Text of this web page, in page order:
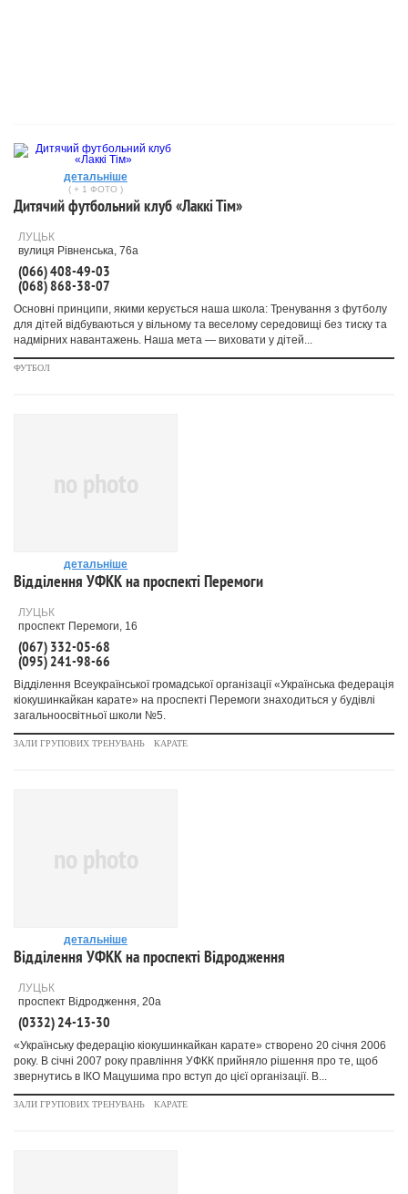
детальніше
( + 1 ФОТО )
Дитячий футбольний клуб «Лаккі Тім»
ЛУЦЬК
вулиця Рівненська, 76а
(066) 408-49-03
(068) 868-38-07
Основні принципи, якими керується наша школа: Тренування з футболу
для дітей відбуваються у вільному та веселому середовищі без тиску та
надмірних навантажень. Наша мета — виховати у дітей...
ФУТБОЛ
no photo
детальніше
Відділення УФКК на проспекті Перемоги
ЛУЦЬК
проспект Перемоги, 16
(067) 332-05-68
(095) 241-98-66
Відділення Всеукраїнської громадської організації «Українська федерація
кіокушинкайкан карате» на проспекті Перемоги знаходиться у будівлі
загальноосвітньої школи №5.
ЗАЛИ ГРУПОВИХ ТРЕНУВАНЬ КАРАТЕ
no photo
детальніше
Відділення УФКК на проспекті Відродження
ЛУЦЬК
проспект Відродження, 20а
(0332) 24-13-30
«Українську федерацію кіокушинкайкан карате» створено 20 січня 2006
року. В січні 2007 року правління УФКК прийняло рішення про те, щоб
звернутись в ІКО Мацушима про вступ до цієї організації. В...
ЗАЛИ ГРУПОВИХ ТРЕНУВАНЬ КАРАТЕ